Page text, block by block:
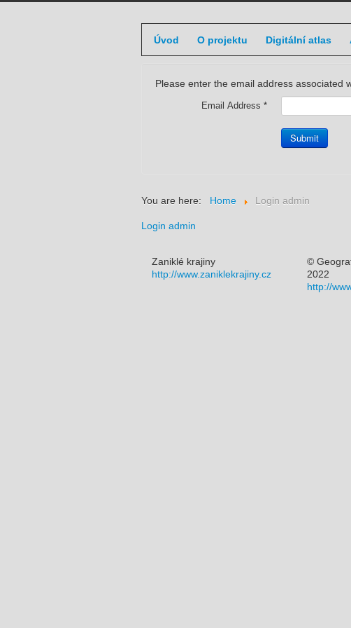
Úvod O projektu Digitální atlas
Please enter the email address associated
Email Address *
Submit
You are here: Home Login admin
Login admin
Zaniklé krajiny
http://www.zaniklekrajiny.cz
©
2022
http://